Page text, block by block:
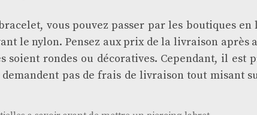
vous pouvez passer par les boutiques
le nylon. Pensez aux prix de la livraison après
soient rondes ou décoratives. Cependant, il est
pas de frais de livraison tout misant